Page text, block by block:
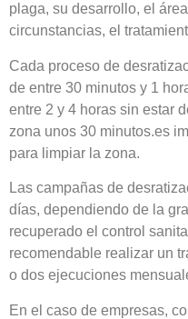
plaga, su desarrollo, el
circunstancias, el
Cada proceso de
de entre 30 minutos y 1
entre 2 y 4 horas sin estar
zona unos 30 minutos.es
para limpiar la zona.
Las campañas de
días, dependiendo de la
recuperado el control
recomendable realizar un
o dos ejecuciones
En el caso de empresas,